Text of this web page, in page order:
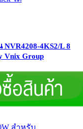
4KS2/L 8
Vnix Group